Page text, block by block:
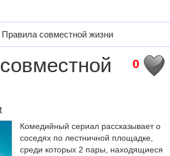
Правила совместной жизни
0
Комедийный сериал рассказывает о
соседях по лестничной площадке,
среди которых 2 пары, находящиеся